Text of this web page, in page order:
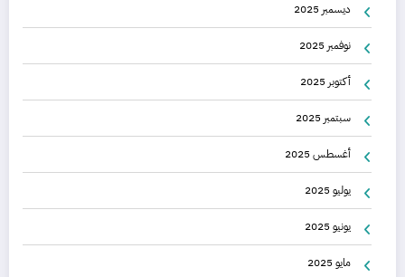
ديسمبر 2025
نوفمبر 2025
أكتوبر 2025
سبتمبر 2025
أغسطس 2025
يوليو 2025
يونيو 2025
مايو 2025